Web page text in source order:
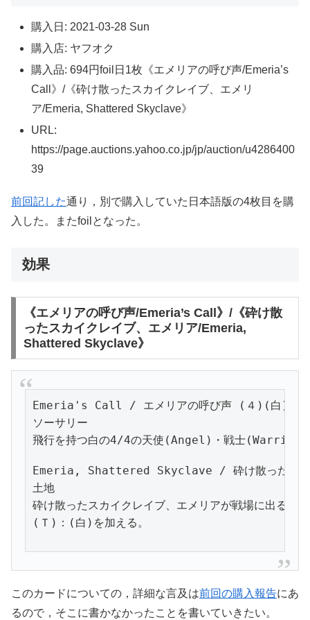
購入日: 2021-03-28 Sun
購入店: ヤフオク
購入品: 694円foil日1枚《エメリアの呼び声/Emeria’s
Call》/《砕け散ったスカイクレイブ、エメリ
ア/Emeria, Shattered Skyclave》
URL:
https://page.auctions.yahoo.co.jp/jp/auction/u4286400
39
前回記した通り，別で購入していた日本語版の4枚目を購
入した。またfoilとなった。
効果
《エメリアの呼び声/Emeria’s Call》/《砕け散
ったスカイクレイブ、エメリア/Emeria,
Shattered Skyclave》
Emeria's Call / エメリアの呼び声 (４)(白)(
ソーサリー
Emeria, Shattered Skyclave / 砕け散ったスカ
土地
砕け散ったスカイクレイブ、エメリアが戦場に出るに
(Ｔ)：(白)を加える。
このカードについての，詳細な言及は前回の購入報告にあ
るので，そこに書かなかったことを書いていきたい。